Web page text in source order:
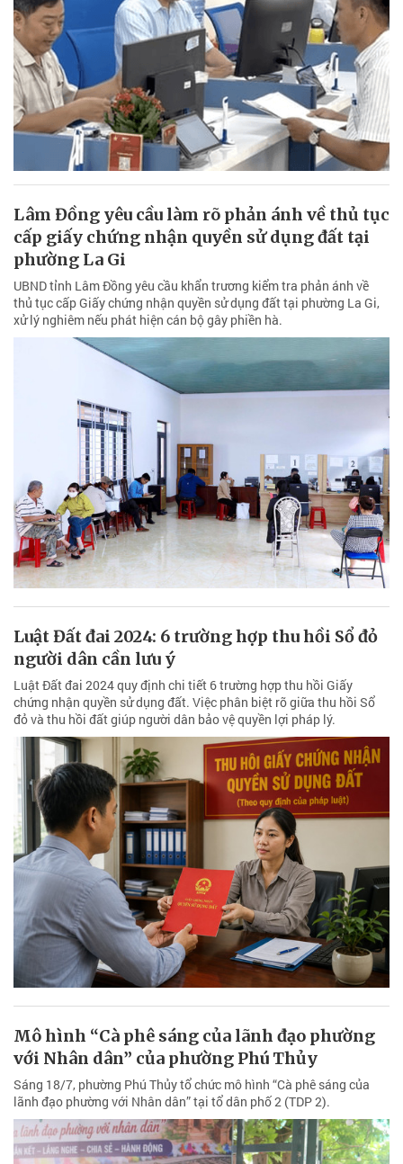
Lâm Đồng yêu cầu làm rõ phản ánh về thủ tục
cấp giấy chứng nhận quyền sử dụng đất tại
phường La Gi
UBND tỉnh Lâm Đồng yêu cầu khẩn trương kiểm tra phản ánh về
thủ tục cấp Giấy chứng nhận quyền sử dụng đất tại phường La Gi,
xử lý nghiêm nếu phát hiện cán bộ gây phiền hà.
Luật Đất đai 2024: 6 trường hợp thu hồi Sổ đỏ
người dân cần lưu ý
Luật Đất đai 2024 quy định chi tiết 6 trường hợp thu hồi Giấy
chứng nhận quyền sử dụng đất. Việc phân biệt rõ giữa thu hồi Sổ
đỏ và thu hồi đất giúp người dân bảo vệ quyền lợi pháp lý.
Mô hình “Cà phê sáng của lãnh đạo phường
với Nhân dân” của phường Phú Thủy
Sáng 18/7, phường Phú Thủy tổ chức mô hình “Cà phê sáng của
lãnh đạo phường với Nhân dân” tại tổ dân phố 2 (TDP 2).